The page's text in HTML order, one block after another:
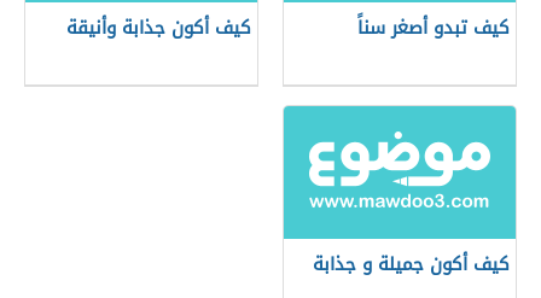
كيف تبدو أصغر سناً كيف أكون جذابة وأنيقة
كيف أكون جميلة و جذابة